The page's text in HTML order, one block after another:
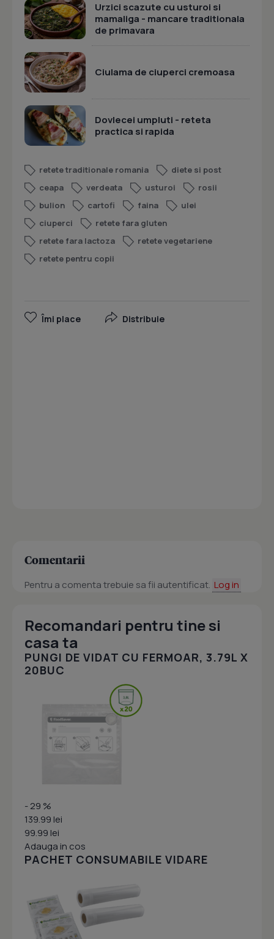
Urzici scazute cu usturoi si
mamaliga - mancare traditionala
de primavara
Ciulama de ciuperci cremoasa
Dovlecei umpluti - reteta
practica si rapida
retete traditionale romania
diete si post
ceapa
verdeata usturoi
rosii
bulion
cartofi faina
ulei
ciuperci
retete fara gluten
retete fara lactoza
retete vegetariene
retete pentru copii
Îmi place Distribuie
Comentarii
Pentru a comenta trebuie sa fii autentificat. Log in
Recomandari pentru tine si
casa ta
PUNGI DE VIDAT CU FERMOAR, 3.79L X
20BUC
- 29 %
139.99 lei
99.99 lei
Adauga in cos
PACHET CONSUMABILE VIDARE